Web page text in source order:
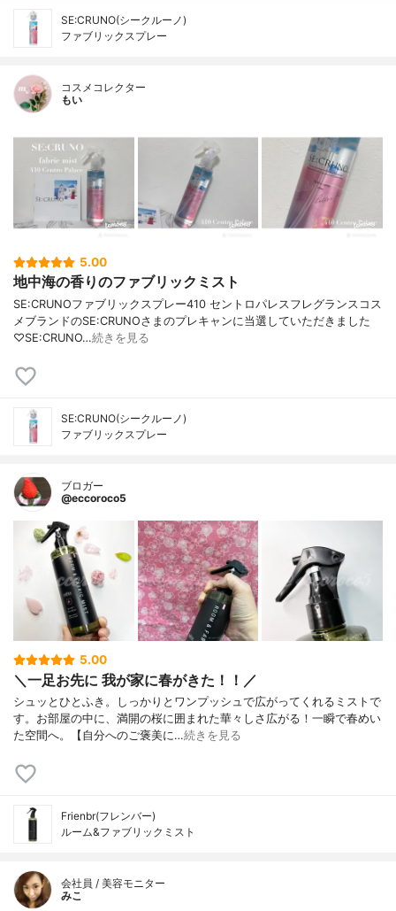
SE:CRUNO(シークルーノ)
ファブリックスプレー
コスメコレクター
もい
5.00
地中海の香りのファブリックミスト
SE:CRUNOファブリックスプレー410 セントロパレスフレグランスコス
メブランドのSE:CRUNOさまのプレキャンに当選していただきました
♡SE:CRUNO…続きを見る
SE:CRUNO(シークルーノ)
ファブリックスプレー
ブロガー
@eccoroco5
5.00
＼一足お先に 我が家に春がきた！！／
シュッとひとふき。しっかりとワンプッシュで広がってくれるミストで
す。お部屋の中に、満開の桜に囲まれた華々しさ広がる！一瞬で春めい
た空間へ。⁡⁡【自分へのご褒美に…続きを見る
Frienbr(フレンバー)
ルーム&ファブリックミスト
会社員 / 美容モニター
みこ